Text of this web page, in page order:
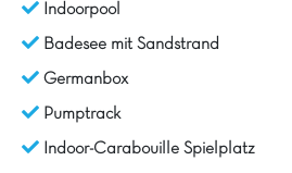
Indoorpool
Badesee mit Sandstrand
Germanbox
Pumptrack
Indoor-Carabouille Spielplatz